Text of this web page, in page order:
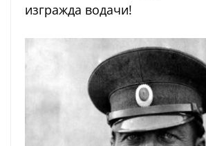
изгражда водачи!